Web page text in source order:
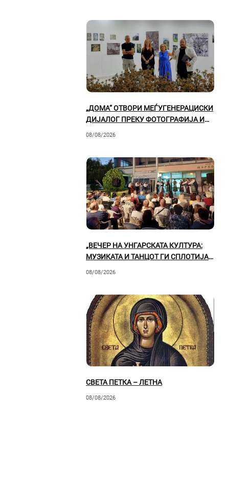
„ДОМА“ ОТВОРИ МЕЃУГЕНЕРАЦИСКИ
ДИЈАЛОГ ПРЕКУ ФОТОГРАФИЈА И
08/08/2026
„ВЕЧЕР НА УНГАРСКАТА КУЛТУРА:
МУЗИКАТА И ТАНЦОТ ГИ СПЛОТИЈА
08/08/2026
СВЕТА ПЕТКА – ЛЕТНА
08/08/2026